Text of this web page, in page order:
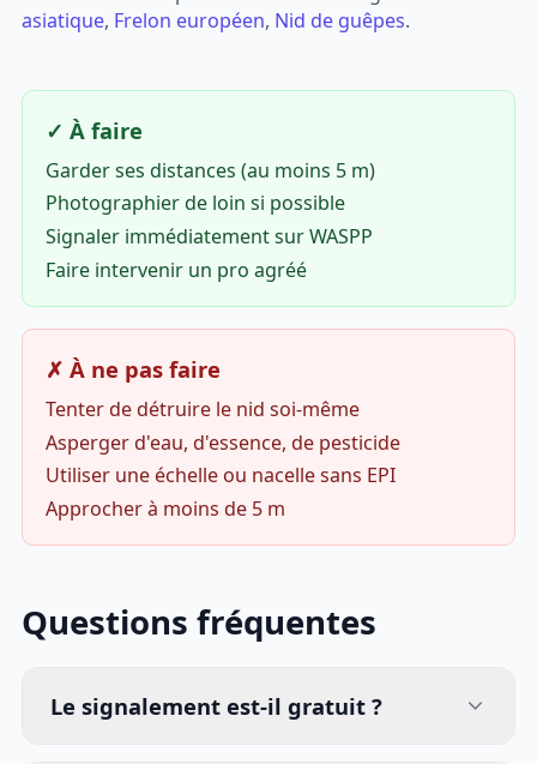
asiatique, Frelon européen, Nid de guêpes.
✓ À faire
Garder ses distances (au moins 5 m)
Photographier de loin si possible
Signaler immédiatement sur WASPP
Faire intervenir un pro agréé
✗ À ne pas faire
Tenter de détruire le nid soi-même
Asperger d'eau, d'essence, de pesticide
Utiliser une échelle ou nacelle sans EPI
Approcher à moins de 5 m
Questions fréquentes
Le signalement est-il gratuit ?